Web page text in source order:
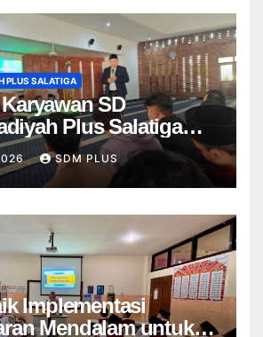
PLUS SALATIGA
SD
Plus Salatiga
AIK, Jadikan Al-
Landasan
Muhammadiyah
SDM PLUS
Implementasi
Mendalam untuk